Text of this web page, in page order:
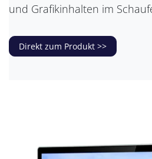
und Grafikinhalten im
Direkt zum Produkt >>